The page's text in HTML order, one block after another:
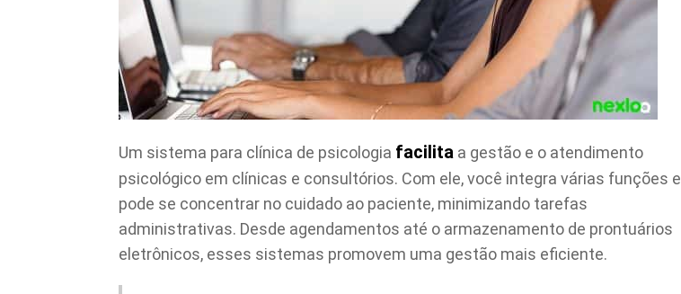
Um sistema para clínica de psicologia facilita a gestão e o atendimento
psicológico em clínicas e consultórios. Com ele, você integra várias funções e
pode se concentrar no cuidado ao paciente, minimizando tarefas
administrativas. Desde agendamentos até o armazenamento de prontuários
eletrônicos, esses sistemas promovem uma gestão mais eficiente.